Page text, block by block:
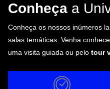
Conheça a
Conheça os nossos inúmeros
salas temáticas. Venha
uma visita guiada ou pelo tour